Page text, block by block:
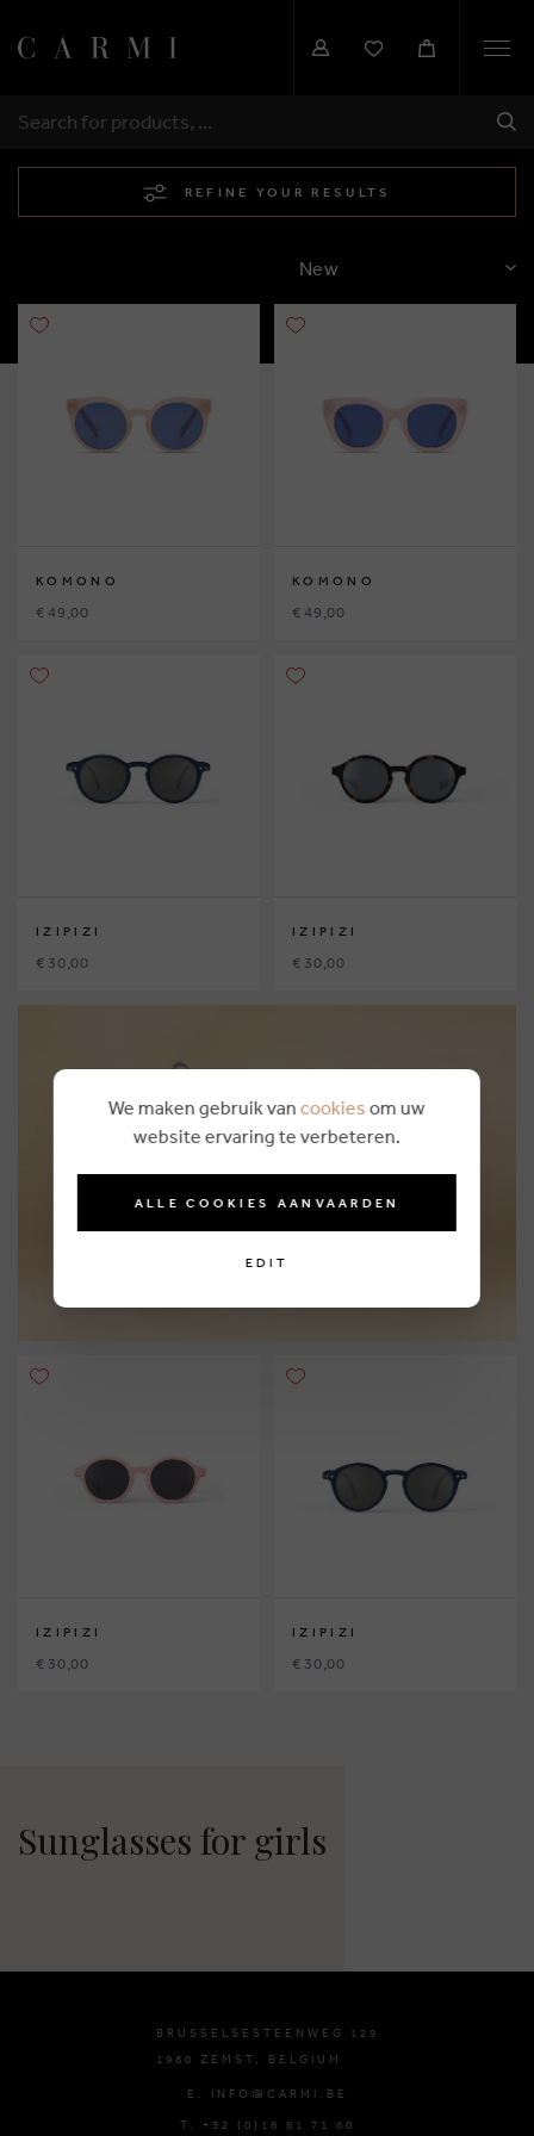
SEARCH
REFINE YOUR RESULTS
SORT
KOMONO
€ 49,00
KOMONO
€ 49,00
IZIPIZI
€ 30,00
IZIPIZI
€ 30,00
Personal shopping
MORE INFO
IZIPIZI
€ 30,00
IZIPIZI
€ 30,00
Sunglasses for girls
BRUSSELSESTEENWEG 129
1980 ZEMST, BELGIUM
E. INFO@CARMI.BE
T. +32 (0)16 61 71 60
We maken gebruik van cookies om uw
website ervaring te verbeteren.
ALLE COOKIES AANVAARDEN
EDIT